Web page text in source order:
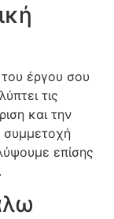
έργου σου
τις
και την
συμμετοχή
επίσης